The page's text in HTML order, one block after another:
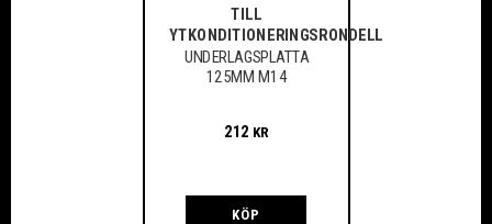
TILL
YTKONDITIONERINGSRONDELL
UNDERLAGSPLATTA
125MM M14
212 KR
KÖP